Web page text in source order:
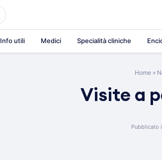
Info utili Medici Specialità cliniche
Home »
Visite a
Pubblicato